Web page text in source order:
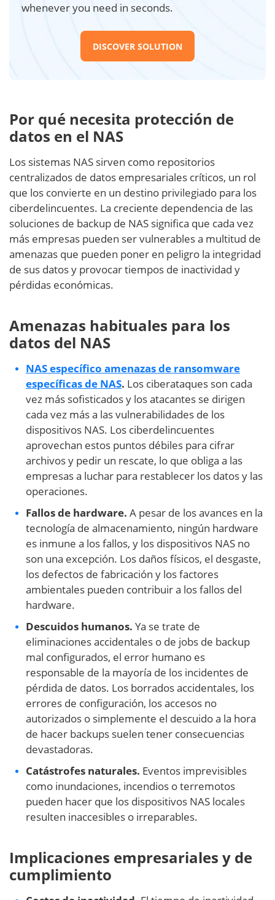
whenever you need in seconds.
DISCOVER SOLUTION
Por qué necesita protección de
datos en el NAS
Los sistemas NAS sirven como repositorios
centralizados de datos empresariales críticos, un rol
que los convierte en un destino privilegiado para los
ciberdelincuentes. La creciente dependencia de las
soluciones de backup de NAS significa que cada vez
más empresas pueden ser vulnerables a multitud de
amenazas que pueden poner en peligro la integridad
de sus datos y provocar tiempos de inactividad y
pérdidas económicas.
Amenazas habituales para los
datos del NAS
NAS específico amenazas de ransomware
específicas de NAS. Los ciberataques son cada
vez más sofisticados y los atacantes se dirigen
cada vez más a las vulnerabilidades de los
dispositivos NAS. Los ciberdelincuentes
aprovechan estos puntos débiles para cifrar
archivos y pedir un rescate, lo que obliga a las
empresas a luchar para restablecer los datos y las
operaciones.
Fallos de hardware. A pesar de los avances en la
tecnología de almacenamiento, ningún hardware
es inmune a los fallos, y los dispositivos NAS no
son una excepción. Los daños físicos, el desgaste,
los defectos de fabricación y los factores
ambientales pueden contribuir a los fallos del
hardware.
Descuidos humanos. Ya se trate de
eliminaciones accidentales o de jobs de backup
mal configurados, el error humano es
responsable de la mayoría de los incidentes de
pérdida de datos. Los borrados accidentales, los
errores de configuración, los accesos no
autorizados o simplemente el descuido a la hora
de hacer backups suelen tener consecuencias
devastadoras.
Catástrofes naturales. Eventos imprevisibles
como inundaciones, incendios o terremotos
pueden hacer que los dispositivos NAS locales
resulten inaccesibles o irreparables.
Implicaciones empresariales y de
cumplimiento